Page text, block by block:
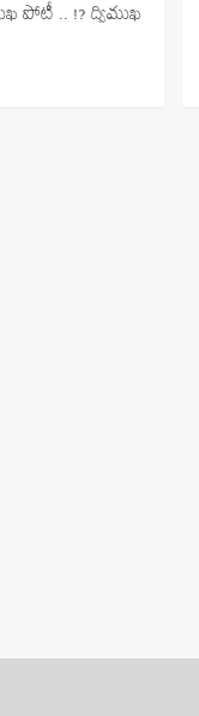
పోటీ .. !? ద్విముఖ